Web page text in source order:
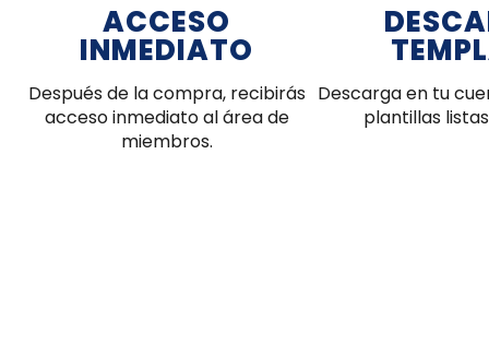
ACCESO
INMEDIATO
Después de la compra, recibirás
acceso inmediato al área de
miembros.
Descarga en tu
plantillas